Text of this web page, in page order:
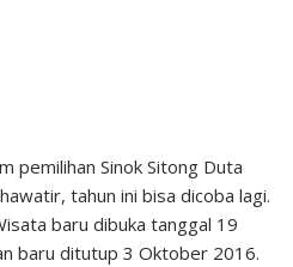
pemilihan Sinok Sitong Duta
tahun ini bisa dicoba lagi.
baru dibuka tanggal 19
baru ditutup 3 Oktober 2016.